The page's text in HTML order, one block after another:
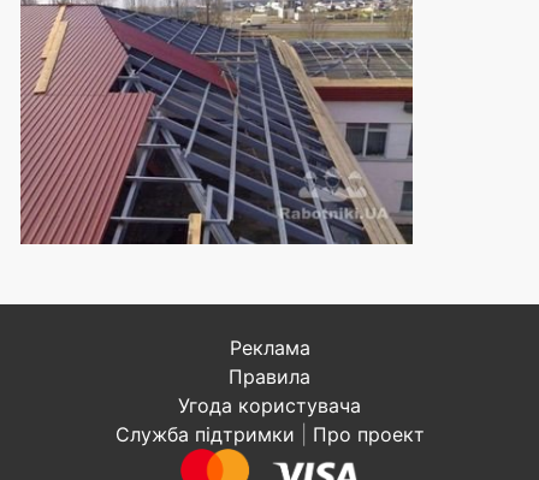
Реклама
Правила
Угода користувача
Служба підтримки
Про проект